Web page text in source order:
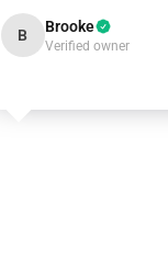
B Brooke
Verified owner